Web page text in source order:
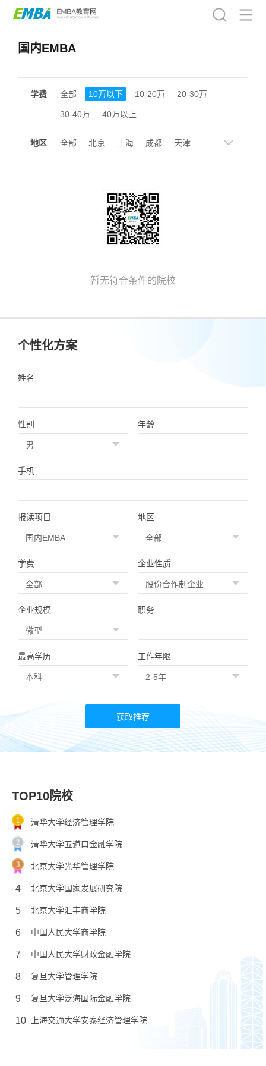
国内EMBA
学费 全部 10万以下 10-20万 20-30万
30-40万 40万以上
地区 全部 北京 上海 成都 天津
山东 安徽
广州
暂无符合条件的院校
个性化方案
姓名
性别 年龄
手机
报读项目 地区
学费 企业性质
企业规模 职务
最高学历 工作年限
TOP10院校
清华大学经济管理学院
清华大学五道口金融学院
北京大学光华管理学院
4 北京大学国家发展研究院
5 北京大学汇丰商学院
6 中国人民大学商学院
7 中国人民大学财政金融学院
8 复旦大学管理学院
9 复旦大学泛海国际金融学院
10 上海交通大学安泰经济管理学院